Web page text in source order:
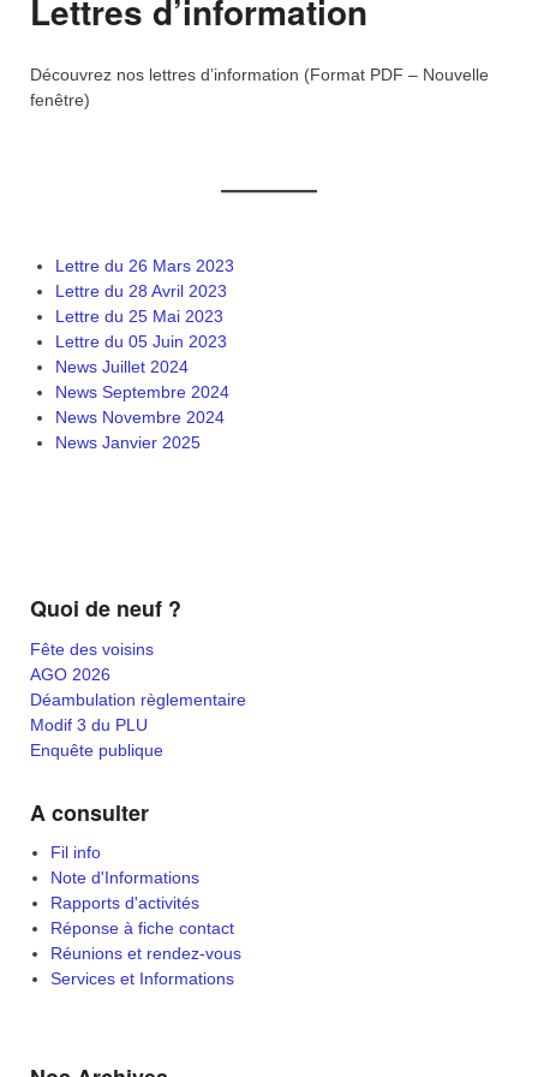
Lettres d’information
Découvrez nos lettres d’information (Format PDF – Nouvelle
fenêtre)
Lettre du 26 Mars 2023
Lettre du 28 Avril 2023
Lettre du 25 Mai 2023
Lettre du 05 Juin 2023
News Juillet 2024
News Septembre 2024
News Novembre 2024
News Janvier 2025
Quoi de neuf ?
Fête des voisins
AGO 2026
Déambulation règlementaire
Modif 3 du PLU
Enquête publique
A consulter
Fil info
Note d'Informations
Rapports d'activités
Réponse à fiche contact
Réunions et rendez-vous
Services et Informations